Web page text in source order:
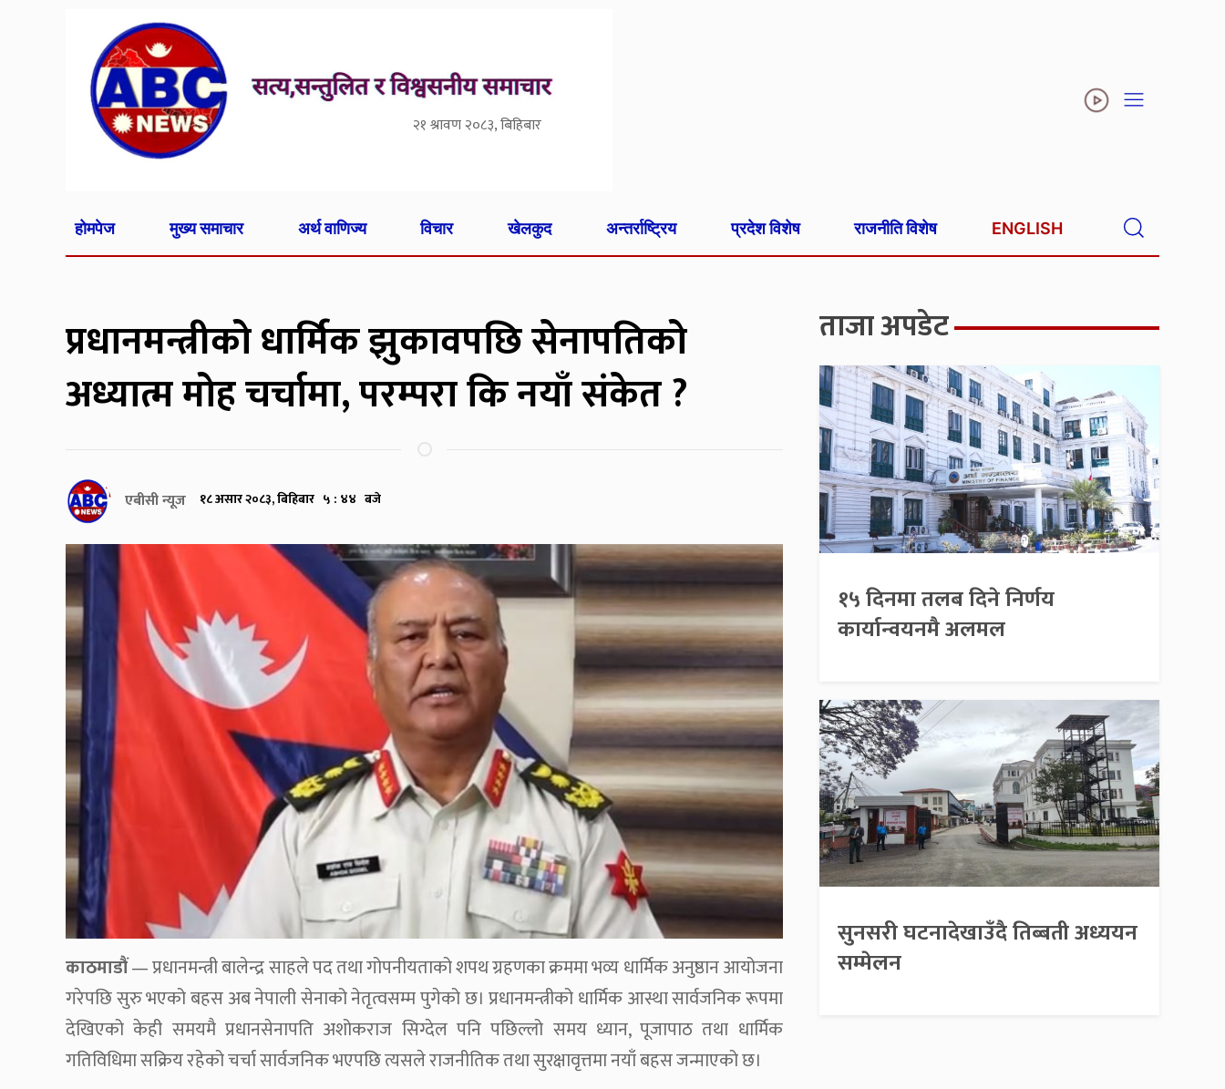
२१ श्रावण २०८३, बिहिबार
होमपेज मुख्य समाचार अर्थ वाणिज्य विचार खेलकुद अन्तर्राष्ट्रिय प्रदेश विशेष राजनीति विशेष ENGLISH
प्रधानमन्त्रीको धार्मिक झुकावपछि सेनापतिको
अध्यात्म मोह चर्चामा, परम्परा कि नयाँ संकेत ?
एबीसी न्यूज १८ असार २०८३, बिहिबार ५ : ४४ बजे
काठमाडौं— प्रधानमन्त्री बालेन्द्र साहले पद तथा गोपनीयताको शपथ ग्रहणका क्रममा भव्य धार्मिक अनुष्ठान आयोजना
गरेपछि सुरु भएको बहस अब नेपाली सेनाको नेतृत्वसम्म पुगेको छ। प्रधानमन्त्रीको धार्मिक आस्था सार्वजनिक रूपमा
देखिएको केही समयमै प्रधानसेनापति अशोकराज सिग्देल पनि पछिल्लो समय ध्यान, पूजापाठ तथा धार्मिक
गतिविधिमा सक्रिय रहेको चर्चा सार्वजनिक भएपछि त्यसले राजनीतिक तथा सुरक्षावृत्तमा नयाँ बहस जन्माएको छ।
ताजा अपडेट
१५ दिनमा तलब दिने निर्णय
कार्यान्वयनमै अलमल
सुनसरी घटनादेखाउँदै तिब्बती अध्ययन
सम्मेलन